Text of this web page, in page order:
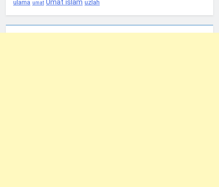
ulama umat Umat islam uzlah